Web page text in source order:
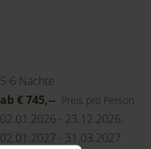
5-6 Nächte
ab €745,-- Preis pro Person
02.01.2026 - 23.12.2026,
02.01.2027 - 31.03.2027